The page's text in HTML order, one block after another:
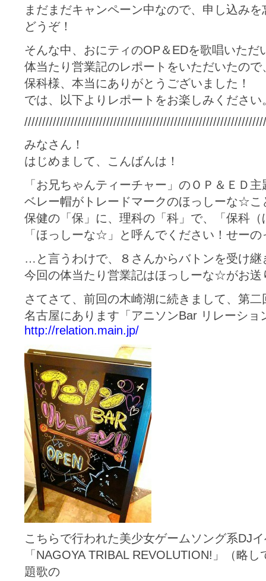
まだまだキャンペーン中なので、申し込み
どうぞ！
そんな中、おにティのOP＆EDを歌唱いただ
体当たり営業記のレポートをいただいたの
保科様、本当にありがとうございました！
では、以下よりレポートをお楽しみください
////////////////////////////////////////////////////////////////////
みなさん！
はじめまして、こんばんは！
「お兄ちゃんティーチャー」のＯＰ＆ＥＤ
ベレー帽がトレードマークのほっしーな☆こ
保健の「保」に、理科の「科」で、「保科
「ほっしーな☆」と呼んでください！せー
…と言うわけで、８さんからバトンを受け継
今回の体当たり営業記はほっしーな☆がお送
さてさて、前回の木崎湖に続きまして、第
名古屋にあります「アニソンBar リレーショ
http://relation.main.jp/
こちらで行われた美少女ゲームソング系DJ
「NAGOYA TRIBAL REVOLUTION!」（略
題歌の